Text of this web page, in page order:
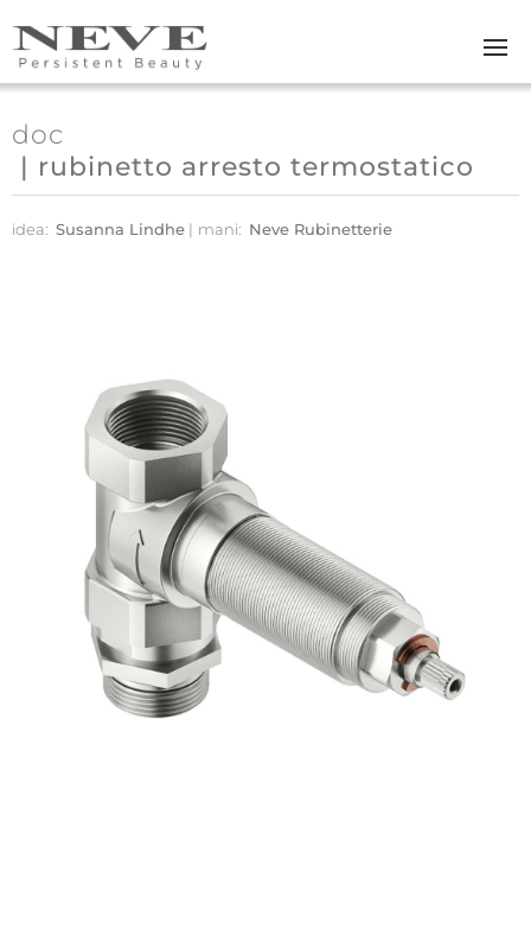
Skip to main content
doc
| rubinetto arresto termostatico
idea: Susanna Lindhe mani: Neve Rubinetterie